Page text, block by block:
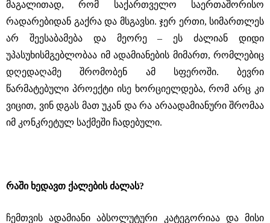
მაგალითად, რომ საქართველო საერთაშორისო
რადარებიდან გაქრა და მსგავსი. ჯერ ერთი, სიმართლეს
არ შეესაბამება და მეორე ‒ ეს ძალიან დიდი
უპასუხისმგებლობაა იმ ადამიანების მიმართ, რომლებიც
დღედაღამე შრომობენ ამ სფეროში. ბევრი
წარმატებული პროექტი ისე ხორციელდება, რომ არც კი
ვიცით, ვინ დგას მათ უკან და რა არაადამიანური შრომაა
იმ კონკრეტულ საქმეში ჩადებული.
რაში ხედავთ ქალების ძალას?
ჩემთვის ადამიანი აბსოლუტური კატეგორიაა და მისი